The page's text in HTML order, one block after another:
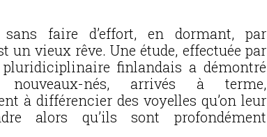
sans faire d’effort, en dormant, par
un vieux rêve. Une étude, effectuée par
finlandais a démontré
nés, arrivés à terme,
à différencier des voyelles qu’on leur
alors qu’ils sont profondément